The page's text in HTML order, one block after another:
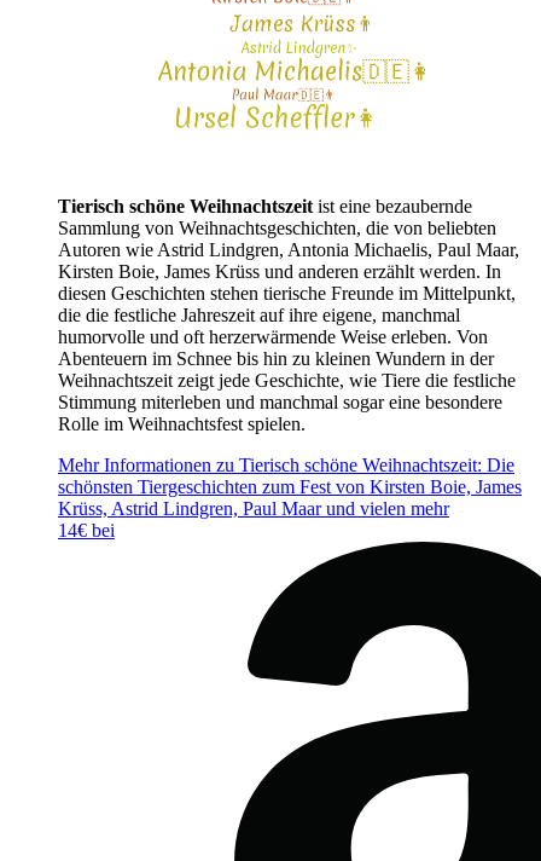
Tierisch schöne Weihnachtszeit ist eine bezaubernde
Sammlung von Weihnachtsgeschichten, die von beliebten
Autoren wie Astrid Lindgren, Antonia Michaelis, Paul Maar,
Kirsten Boie, James Krüss und anderen erzählt werden. In
diesen Geschichten stehen tierische Freunde im Mittelpunkt,
die die festliche Jahreszeit auf ihre eigene, manchmal
humorvolle und oft herzerwärmende Weise erleben. Von
Abenteuern im Schnee bis hin zu kleinen Wundern in der
Weihnachtszeit zeigt jede Geschichte, wie Tiere die festliche
Stimmung miterleben und manchmal sogar eine besondere
Rolle im Weihnachtsfest spielen.
Mehr Informationen zu Tierisch schöne Weihnachtszeit: Die
schönsten Tiergeschichten zum Fest von Kirsten Boie, James
Krüss, Astrid Lindgren, Paul Maar und vielen mehr
14€ bei